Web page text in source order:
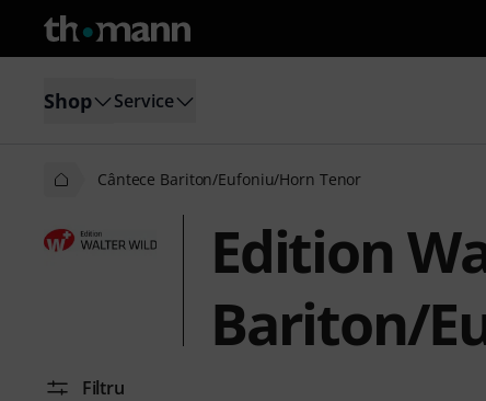
Shop Service
Cântece Bariton/Eufoniu/Horn Tenor
Edition
Bariton/
Filtru